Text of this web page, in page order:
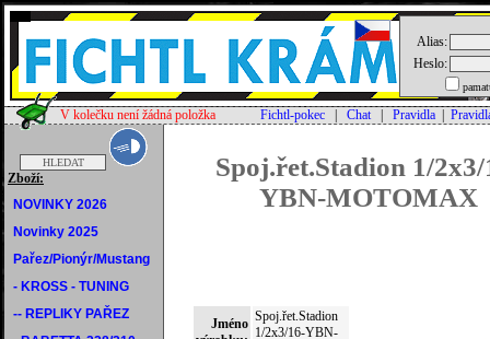
Alias:
Heslo:
V kolečku není žádná položka Fichtl-pokec Chat| Pravidla
Zboží:
NOVINKY 2026
Novinky 2025
Pařez/Pionýr/Mustang
- KROSS - TUNING
-- REPLIKY PAŘEZ
Spoj.řet.Stadion 1/2x3/
YBN-MOTOMAX
Jméno Spoj.řet.Stadion
1/2x3/16-YBN-